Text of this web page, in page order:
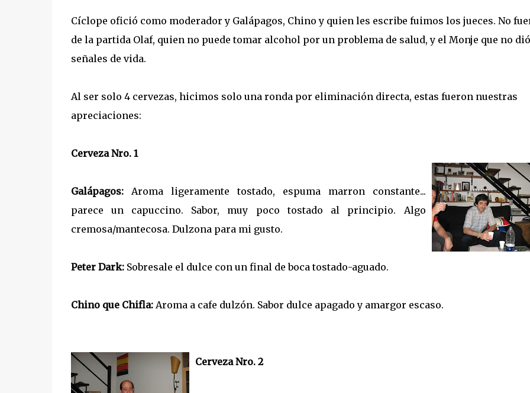
Cíclope ofició como moderador y Galápagos, Chino y quien les escribe fuimos los jueces. No
de la partida Olaf, quien no puede tomar alcohol por un problema de salud, y el Monje que no dió
señales de vida.
Al ser solo 4 cervezas, hicimos solo una ronda por eliminación directa, estas fueron nuestras
apreciaciones:
Cerveza Nro. 1
Galápagos:Aroma ligeramente tostado, espuma marron constante...
parece un capuccino. Sabor, muy poco tostado al principio. Algo
cremosa/mantecosa. Dulzona para mi gusto.
Peter Dark:Sobresale el dulce con un final de boca tostado-aguado.
Chino que Chifla:Aroma a cafe dulzón. Sabor dulce apagado y amargor escaso.
Cerveza Nro. 2